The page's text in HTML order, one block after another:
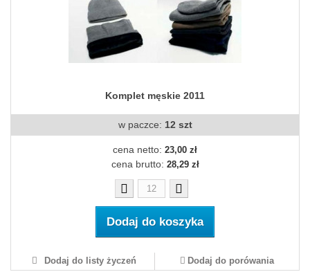
Komplet męskie 2011
w paczce: 12 szt
cena netto: 23,00 zł
cena brutto: 28,29 zł
Dodaj do koszyka
Dodaj do listy życzeń Dodaj do porówania